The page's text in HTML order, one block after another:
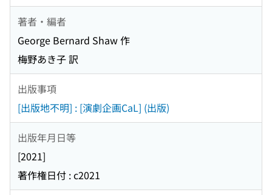
著者・編者
George Bernard Shaw 作
梅野あき子 訳
出版事項
[出版地不明] : [演劇企画CaL] (出版)
出版年月日等
[2021]
著作権日付 : c2021